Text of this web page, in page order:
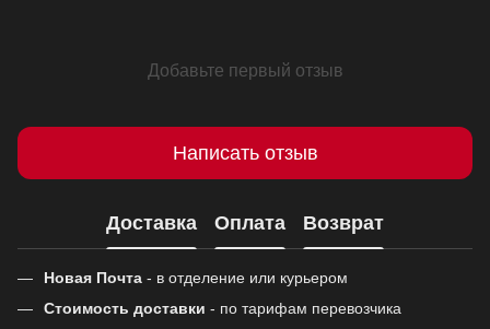
Добавьте первый отзыв
Написать отзыв
Доставка Оплата Возврат
Новая Почта - в отделение или курьером
Стоимость доставки - по тарифам перевозчика